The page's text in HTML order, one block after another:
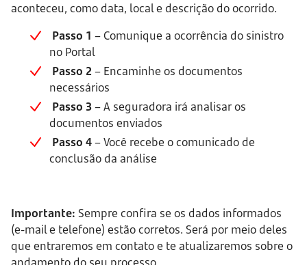
aconteceu, como data, local e descrição do ocorrido.
Passo 1 – Comunique a ocorrência do sinistro
no Portal
Passo 2 – Encaminhe os documentos
necessários
Passo 3 – A seguradora irá analisar os
documentos enviados
Passo 4 – Você recebe o comunicado de
conclusão da análise
Importante: Sempre confira se os dados informados
(e-mail e telefone) estão corretos. Será por meio deles
que entraremos em contato e te atualizaremos sobre o